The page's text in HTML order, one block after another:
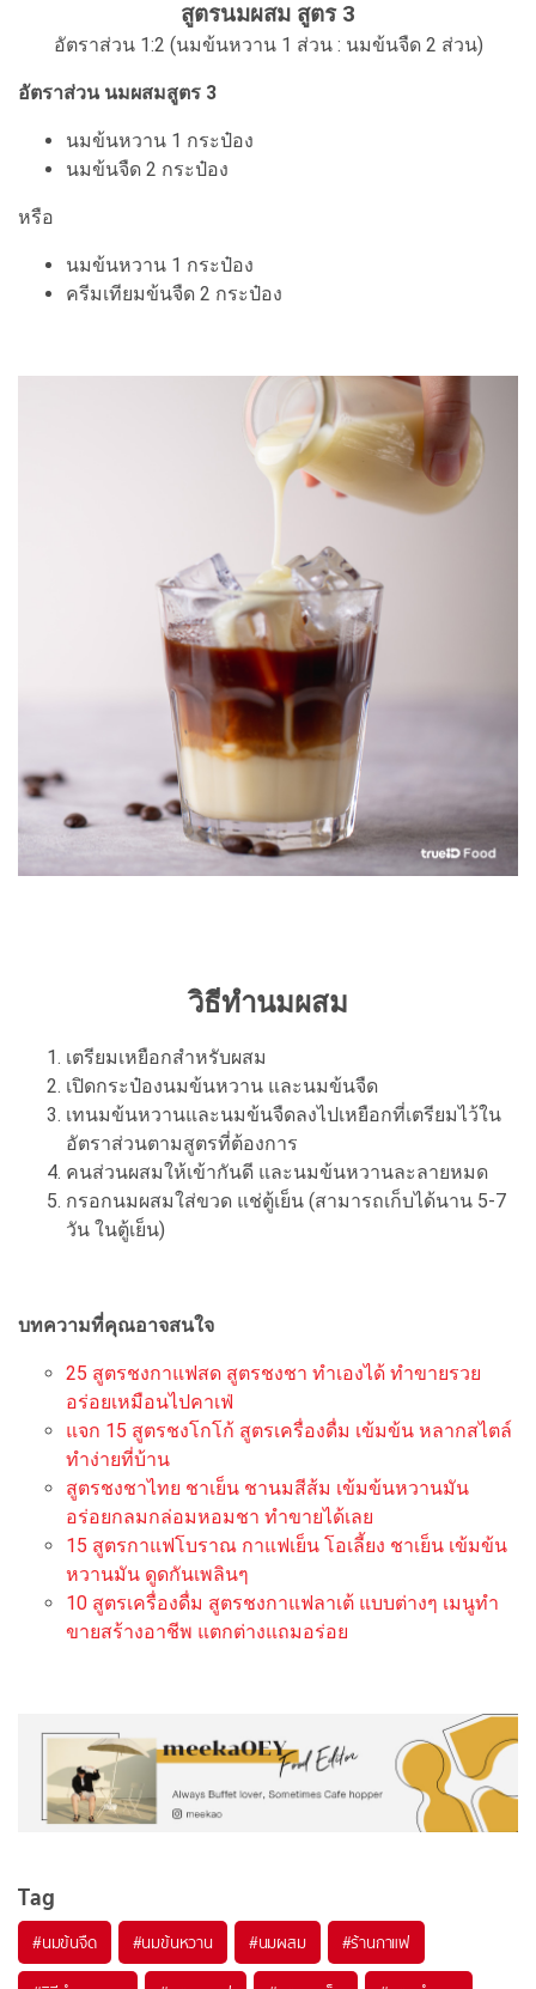
สูตรนมผสม สูตร 3
อัตราส่วน 1:2 (นมข้นหวาน 1 ส่วน : นมข้นจืด 2 ส่วน)
อัตราส่วน นมผสมสูตร 3
นมข้นหวาน 1 กระป๋อง
นมข้นจืด 2 กระป๋อง
หรือ
นมข้นหวาน 1 กระป๋อง
ครีมเทียมข้นจืด 2 กระป๋อง
วิธีทำนมผสม
เตรียมเหยือกสำหรับผสม
เปิดกระป๋องนมข้นหวาน และนมข้นจืด
เทนมข้นหวานและนมข้นจืดลงไปเหยือกที่เตรียมไว้ใน
อัตราส่วนตามสูตรที่ต้องการ
คนส่วนผสมให้เข้ากันดี และนมข้นหวานละลายหมด
กรอกนมผสมใส่ขวด แช่ตู้เย็น (สามารถเก็บได้นาน 5-7
วัน ในตู้เย็น)
บทความที่คุณอาจสนใจ
25 สูตรชงกาแฟสด สูตรชงชา ทำเองได้ ทำขายรวย
อร่อยเหมือนไปคาเฟ่
แจก 15 สูตรชงโกโก้ สูตรเครื่องดื่ม เข้มข้น หลากสไตล์
ทำง่ายที่บ้าน
สูตรชงชาไทย ชาเย็น ชานมสีส้ม เข้มข้นหวานมัน
อร่อยกลมกล่อมหอมชา ทำขายได้เลย
15 สูตรกาแฟโบราณ กาแฟเย็น โอเลี้ยง ชาเย็น เข้มข้น
หวานมัน ดูดกันเพลินๆ
10 สูตรเครื่องดื่ม สูตรชงกาแฟลาเต้ แบบต่างๆ เมนูทำ
ขายสร้างอาชีพ แตกต่างแถมอร่อย
Tag
#นมข้นจืด #นมข้นหวาน #นมผสม #ร้านกาแฟ